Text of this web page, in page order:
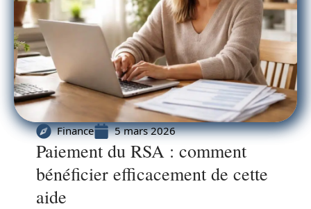
Finance 5 mars 2026
Paiement du RSA : comment
bénéficier efficacement de cette
aide